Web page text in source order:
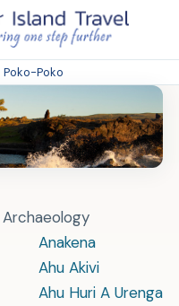
Poko-Poko
Archaeology
Anakena
Ahu Akivi
Ahu Huri A Urenga